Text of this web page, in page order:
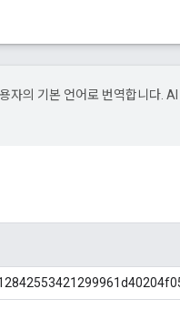
자의 기본 언어로 번역합니다.